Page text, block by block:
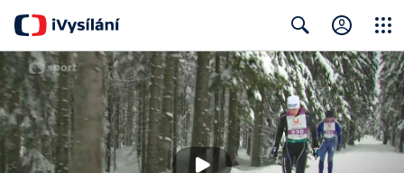
Search Close